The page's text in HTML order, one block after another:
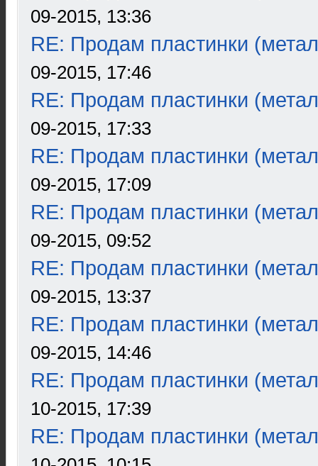
09-2015, 13:36
RE: Продам пластинки
09-2015, 17:46
RE: Продам пластинки
09-2015, 17:33
RE: Продам пластинки
09-2015, 17:09
RE: Продам пластинки
09-2015, 09:52
RE: Продам пластинки
09-2015, 13:37
RE: Продам пластинки
09-2015, 14:46
RE: Продам пластинки
10-2015, 17:39
RE: Продам пластинки